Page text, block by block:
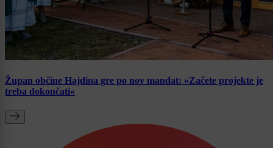
Župan občine Hajdina gre po nov mandat: »Začete projekte je
treba dokončati«